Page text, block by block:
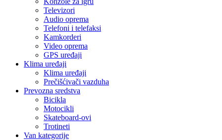
Televizori
Audio oprema
Telefoni i telefaksi
Kamkorderi
Video oprema
GPS uređaji
Klima uređaji
Klima uređaji
Prečišćivači vazduha
Prevozna sredstva
Bicikla
Motocikli
Skateboard-ovi
Trotineti
Van kategorije